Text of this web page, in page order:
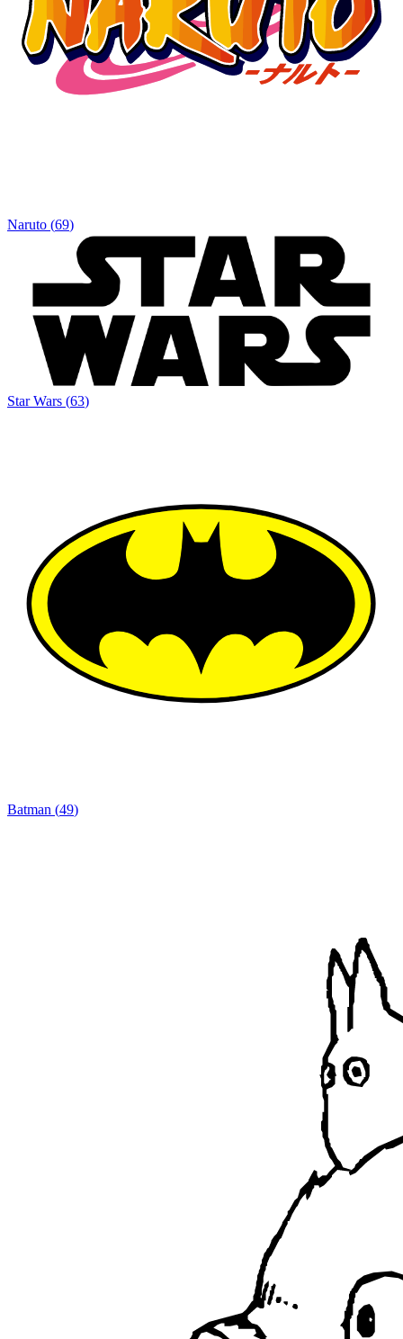
Naruto (69)
Star Wars (63)
Batman (49)